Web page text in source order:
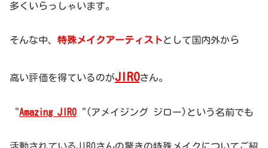
多くいらっしゃいます。
そんな中、 特殊メイクアーティストとして国内外から
高い評価を得ているのがJIROさん。
“Amazing JIRO “(アメイジング ジロー)という名前でも